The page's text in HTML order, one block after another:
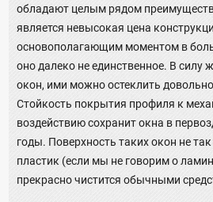
обладают целым рядом
является невысокая цена
основополагающим моментом в
оно далеко не единственное. В силу
окон, ими можно остеклить
Стойкость покрытия профиля к
воздействию сохранит окна в
годы. Поверхность таких окон не
пластик (если мы не говорим о
прекрасно чистится обычными